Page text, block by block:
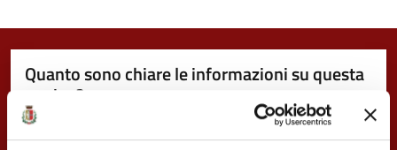
Quanto sono chiare le informazioni su questa
pagina?
Valuta da 1 a 5 stelle la pagina